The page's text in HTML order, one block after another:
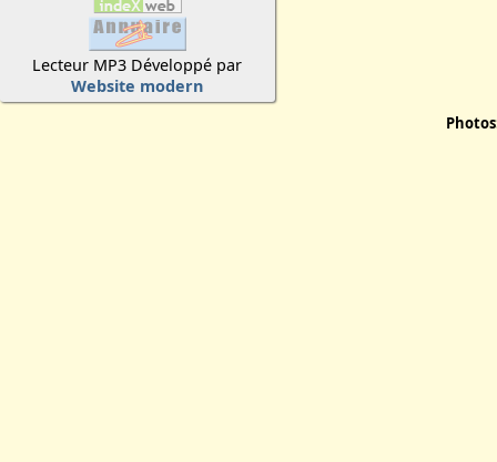
Lecteur MP3 Développé par
Website modern